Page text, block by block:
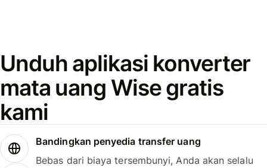
Unduh aplikasi konverter
mata uang Wise gratis
kami
Bandingkan penyedia transfer uang
Bebas dari biaya tersembunyi, Anda akan selalu